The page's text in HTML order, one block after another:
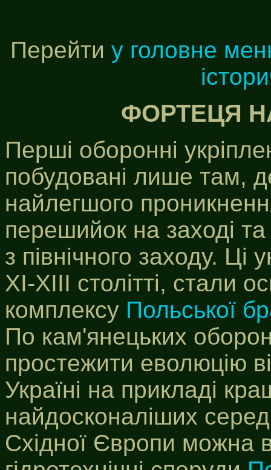
Перейти у головне
ФОРТЕЦЯ
Перші оборонні
побудовані лише там,
найлегшого
перешийок на заході
з північного заходу.
XI-XIII столітті, стали
комплексу Польської
По кам'янецьких
простежити еволюцію
Україні на прикладі
найдосконаліших
Східної Європи можна